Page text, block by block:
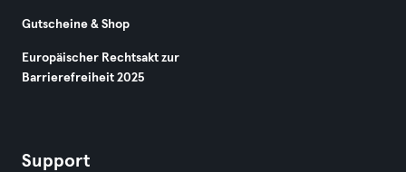
Gutscheine & Shop
Europäischer Rechtsakt zur
Barrierefreiheit 2025
Support